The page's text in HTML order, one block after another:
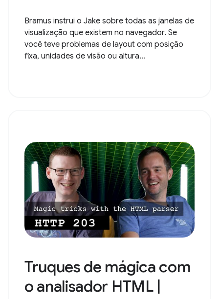
Bramus instrui o Jake sobre todas as janelas de
visualização que existem no navegador. Se
você teve problemas de layout com posição
fixa, unidades de visão ou altura...
Truques de mágica com
o analisador HTML |